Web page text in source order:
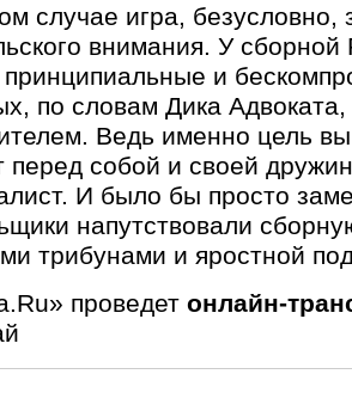
случае игра, безусловно,
внимания. У
и
по словам Дика
Ведь именно цель
перед собой и своей
И было бы просто
напутствовали
трибунами и яростной
проведетонлайн-